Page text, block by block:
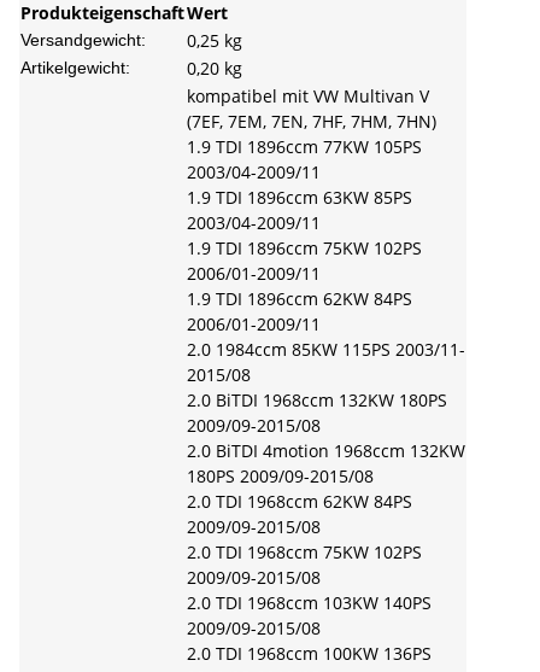
ProdukteigenschaftWert
Versandgewicht: 0,25 kg
Artikelgewicht: 0,20 kg
kompatibel mit VW Multivan V
(7EF, 7EM, 7EN, 7HF, 7HM, 7HN)
1.9 TDI 1896ccm 77KW 105PS
2003/04-2009/11
1.9 TDI 1896ccm 63KW 85PS
2003/04-2009/11
1.9 TDI 1896ccm 75KW 102PS
2006/01-2009/11
1.9 TDI 1896ccm 62KW 84PS
2006/01-2009/11
2.0 1984ccm 85KW 115PS 2003/11-
2015/08
2.0 BiTDI 1968ccm 132KW 180PS
2009/09-2015/08
2.0 BiTDI 4motion 1968ccm 132KW
180PS 2009/09-2015/08
2.0 TDI 1968ccm 62KW 84PS
2009/09-2015/08
2.0 TDI 1968ccm 75KW 102PS
2009/09-2015/08
2.0 TDI 1968ccm 103KW 140PS
2009/09-2015/08
2.0 TDI 1968ccm 100KW 136PS